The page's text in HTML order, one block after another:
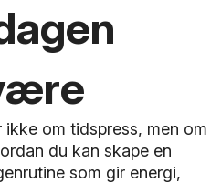
om tidspress, men om
du kan skape en
som gir energi,